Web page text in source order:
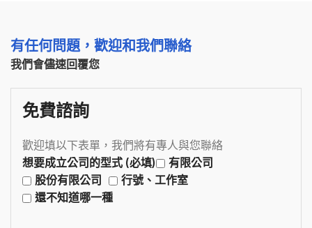
有任何問題，歡迎和我們聯絡
我們會儘速回覆您
免費諮詢
歡迎填以下表單，我們將有專人與您聯絡
想要成立公司的型式 (必填)
有限公司
股份有限公司
行號、工作室
還不知道哪一種